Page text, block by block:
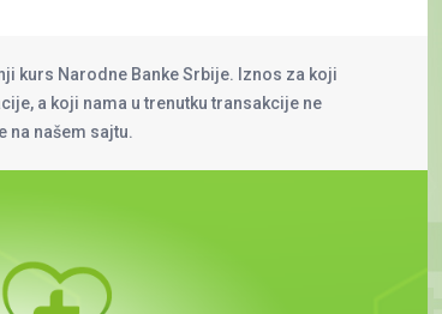
kurs Narodne Banke Srbije. Iznos za koji
a koji nama u trenutku transakcije ne
na našem sajtu.